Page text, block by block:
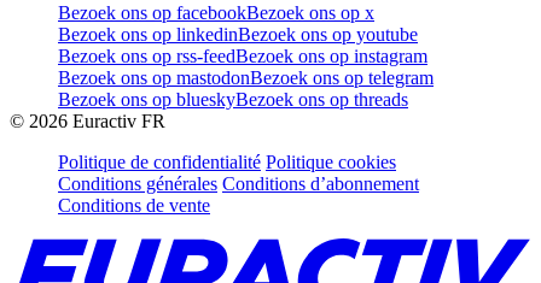
Bezoek ons op facebookBezoek ons op x
Bezoek ons op linkedinBezoek ons op youtube
Bezoek ons op rss-feedBezoek ons op instagram
Bezoek ons op mastodonBezoek ons op telegram
Bezoek ons op blueskyBezoek ons op threads
© 2026 Euractiv FR
Politique de confidentialité Politique cookies
Conditions générales Conditions d’abonnement
Conditions de vente